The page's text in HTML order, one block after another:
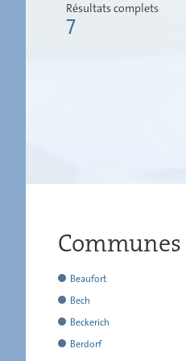
Résultats complets
7
Communes
Beaufort
a
rendu
l
´ensemble
Bech
a
rendu
Beckerich
a Berdorf